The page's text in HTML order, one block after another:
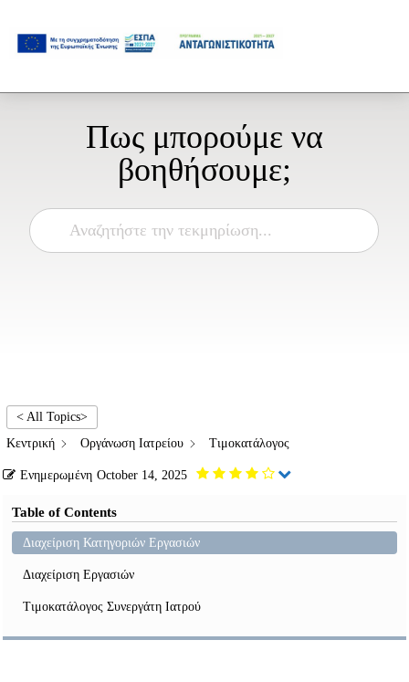
Πως μπορούμε να
βοηθήσουμε;
< All Topics>
Κεντρική
Οργάνωση Ιατρείου Τιμοκατάλογος
Ενημερωμένη October 14, 2025
Table of Contents
Διαχείριση Κατηγοριών Εργασιών
Διαχείριση Εργασιών
Τιμοκατάλογος Συνεργάτη Ιατρού